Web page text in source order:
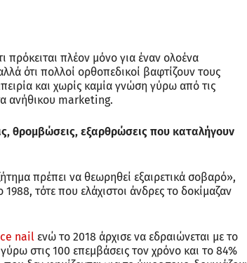
πρόκειται πλέον μόνο για έναν ολοένα
ότι πολλοί ορθοπεδικοί βαφτίζουν τους
και χωρίς καμία γνώση γύρω από τις
ανήθικου marketing.
θρομβώσεις, εξαρθρώσεις που καταλήγουν
πρέπει να θεωρηθεί εξαιρετικά σοβαρό»,
τότε που ελάχιστοι άνδρες το δοκίμαζαν
nail ενώ το 2018 άρχισε να εδραιώνεται με το
στις 100 επεμβάσεις τον χρόνο και το 84%